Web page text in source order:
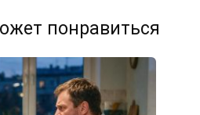
понравиться